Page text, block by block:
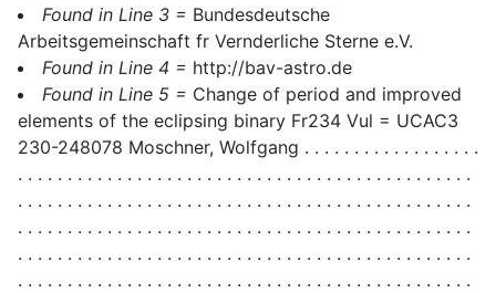
Found in Line 3 = Bundesdeutsche
Arbeitsgemeinschaft fr Vernderliche Sterne e.V.
Found in Line 4 = http://bav-astro.de
Found in Line 5 = Change of period and improved
elements of the eclipsing binary Fr234 Vul = UCAC3
230-248078 Moschner, Wolfgang . . . . . . . . . . . . . . . . . .
. . . . . . . . . . . . . . . . . . . . . . . . . . . . . . . . . . . . . . . . . . . . . .
. . . . . . . . . . . . . . . . . . . . . . . . . . . . . . . . . . . . . . . . . . . . . .
. . . . . . . . . . . . . . . . . . . . . . . . . . . . . . . . . . . . . . . . . . . . . .
. . . . . . . . . . . . . . . . . . . . . . . . . . . . . . . . . . . . . . . . . . . . . .
. . . . . . . . . . . . . . . . . . . . . . . . . . . . . . . . . . . . . . . . . . . . . .